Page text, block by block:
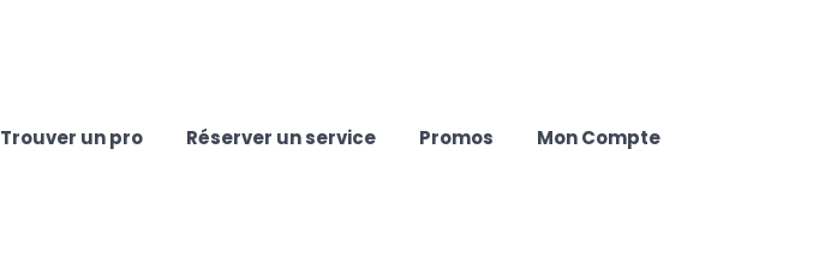
Trouver un pro Réserver un service Promos Mon Compte